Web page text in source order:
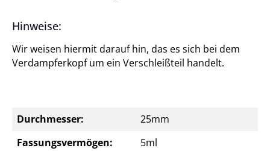
Hinweise:
Wir weisen hiermit darauf hin, das es sich bei dem
Verdampferkopf um ein Verschleißteil handelt.
Durchmesser:
25mm
Fassungsvermögen:
5ml